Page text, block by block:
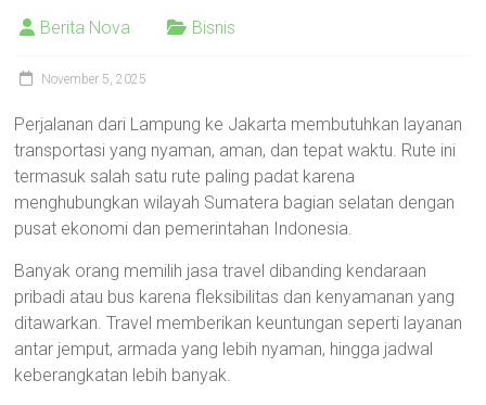
Berita Nova Bisnis
November 5, 2025
Perjalanan dari Lampung ke Jakarta membutuhkan layanan
transportasi yang nyaman, aman, dan tepat waktu. Rute ini
termasuk salah satu rute paling padat karena
menghubungkan wilayah Sumatera bagian selatan dengan
pusat ekonomi dan pemerintahan Indonesia.
Banyak orang memilih jasa travel dibanding kendaraan
pribadi atau bus karena fleksibilitas dan kenyamanan yang
ditawarkan. Travel memberikan keuntungan seperti layanan
antar jemput, armada yang lebih nyaman, hingga jadwal
keberangkatan lebih banyak.